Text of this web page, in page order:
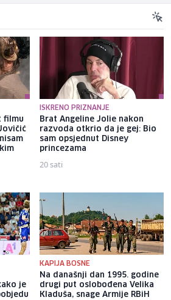
filmu
ISKRENO PRIZNANJE
Brat Angeline Jolie nakon
razvoda otkrio da je gej: Bio
sam opsjednut Disney
princezama
20 sati
je
KAPIJA BOSNE
Na današnji dan 1995. godine
drugi put oslobođena Velika
Kladuša, snage Armije RBiH